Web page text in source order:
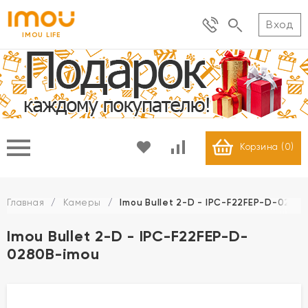
IMOU LIFE
Вход
Корзина ( 0)
Главная / Камеры / Imou Bullet 2-D - IPC-F22FEP-D-
Imou Bullet 2-D - IPC-F22FEP-D-
0280B-imou